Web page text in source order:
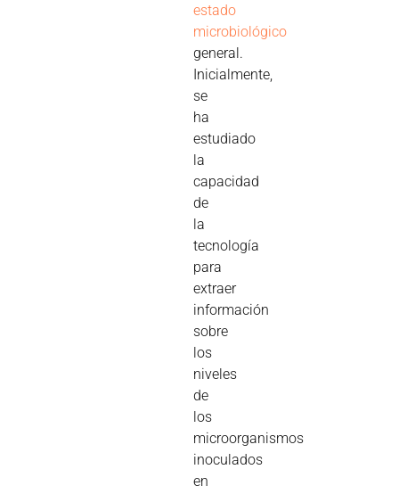
estado
microbiológico
general.
Inicialmente,
se
ha
estudiado
la
capacidad
de
la
tecnología
para
extraer
información
sobre
los
niveles
de
los
microorganismos
inoculados
en